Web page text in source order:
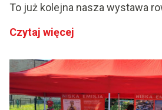
To już kolejna nasza wystawa
Czytaj więcej